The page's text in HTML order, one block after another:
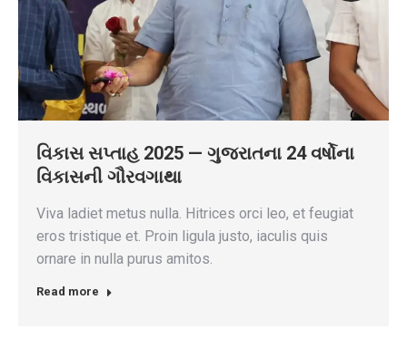
વિકાસ સપ્તાહ 2025 — ગુજરાતના 24 વર્ષોના
વિકાસની ગૌરવગાથા
Viva ladiet metus nulla. Hitrices orci leo, et feugiat
eros tristique et. Proin ligula justo, iaculis quis
ornare in nulla purus amitos.
Read more